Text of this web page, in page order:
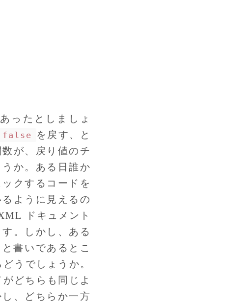
ったとしましょ
false
を戻す、と
が、戻り値のチ
か。ある日誰か
クするコードを
ように見えるの
ドキュメント
。しかし、ある
書いであるとこ
うでしょうか。
どちらも同じよ
、どちらか一方